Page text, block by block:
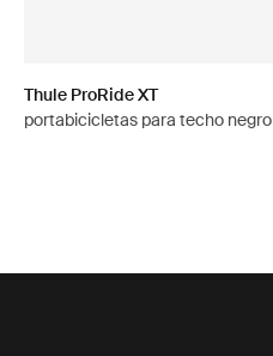
Thule ProRide XT
portabicicletas para techo negro